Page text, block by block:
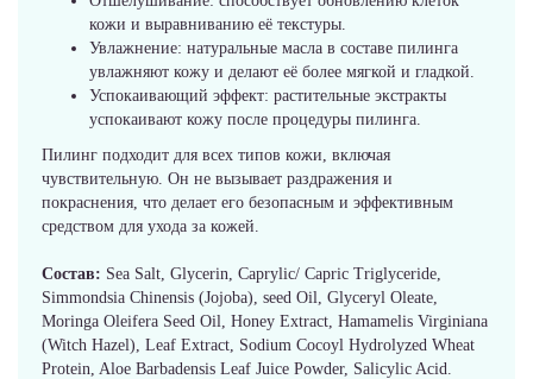
кожи и выравниванию её текстуры.
Увлажнение: натуральные масла в составе пилинга
увлажняют кожу и делают её более мягкой и гладкой.
Успокаивающий эффект: растительные экстракты
успокаивают кожу после процедуры пилинга.
Пилинг подходит для всех типов кожи, включая
чувствительную. Он не вызывает раздражения и
покраснения, что делает его безопасным и эффективным
средством для ухода за кожей.
Состав: Sea Salt, Glycerin, Caprylic/ Capric Triglyceride,
Simmondsia Chinensis (Jojoba), seed Oil, Glyceryl Oleate,
Moringa Oleifera Seed Oil, Honey Extract, Hamamelis Virginiana
(Witch Hazel), Leaf Extract, Sodium Cocoyl Hydrolyzed Wheat
Protein, Aloe Barbadensis Leaf Juice Powder, Salicylic Acid.